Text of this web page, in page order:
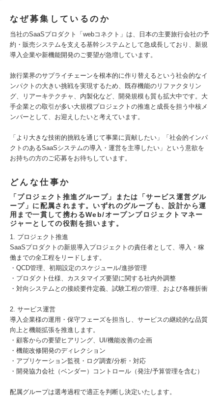
なぜ募集しているのか
当社のSaaSプロダクト「webコネクト」は、日本の主要旅行会社の予
約・販売システムを支える基幹システムとして急成長しており、新規
導入企業や新機能開発のご要望が急増しています。
旅行業界のサプライチェーンを根本的に作り替えるという社会的なイ
ンパクトの大きい挑戦を実現するため、既存機能のリファクタリン
グ、リアーキテクチャ、内製化など、開発規模も質も拡大中です。大
手企業との取引が多い大規模プロジェクトの推進と成長を担う中核メ
ンバーとして、お迎えしたいと考えています。
「より大きな技術的挑戦を通じて事業に貢献したい」「社会的インパ
クトのあるSaaSシステムの導入・運営を主導したい」という意欲を
お持ちの方のご応募をお待ちしています。
どんな仕事か
「プロジェクト推進グループ」または「サービス運営グル
ープ」に配属されます。いずれのグループも、設計から運
用まで一貫して携わるWeb/オープンプロジェクトマネー
ジャーとしての役割を担います。
1. プロジェクト推進
SaaSプロダクトの新規導入プロジェクトの責任者として、導入・稼
働までの全工程をリードします。
・QCD管理、初期設定のスケジュール/進捗管理
・プロダクト仕様、カスタマイズ要望に関する社内外調整
・対向システムとの接続要件定義、試験工程の管理、および各種折衝
2. サービス運営
導入企業様の運用・保守フェーズを担当し、サービスの継続的な品質
向上と機能拡張を推進します。
・顧客からの要望ヒアリング、UI/機能改善の企画
・機能改修開発のディレクション
・アプリケーション監視・ログ調査/分析・対応
・開発協力会社（ベンダー）コントロール（発注/予算管理を含む）
配属グループは選考過程で適正を判断し決定いたします。